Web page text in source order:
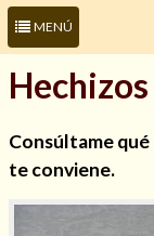
MENÚ
Consúltame qué
te conviene.